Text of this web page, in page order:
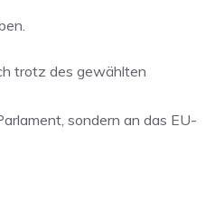
trotz des gewählten
sondern an das EU-